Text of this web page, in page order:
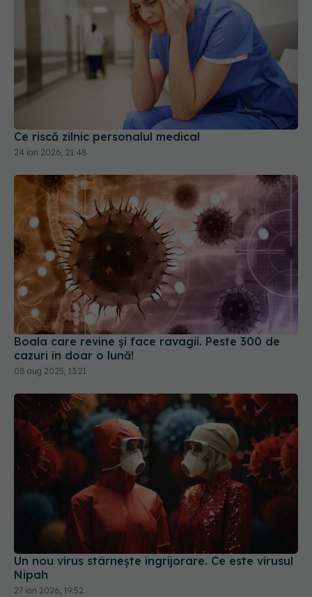
Ce riscă zilnic personalul medical
24 ian 2026, 21:48
Boala care revine și face ravagii. Peste 300 de
cazuri în doar o lună!
08 aug 2025, 13:21
Un nou virus stârnește îngrijorare. Ce este virusul
Nipah
27 ian 2026, 19:52